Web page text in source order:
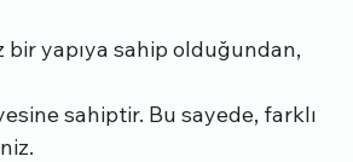
yapıya sahip olduğundan,
sahiptir. Bu sayede, farklı